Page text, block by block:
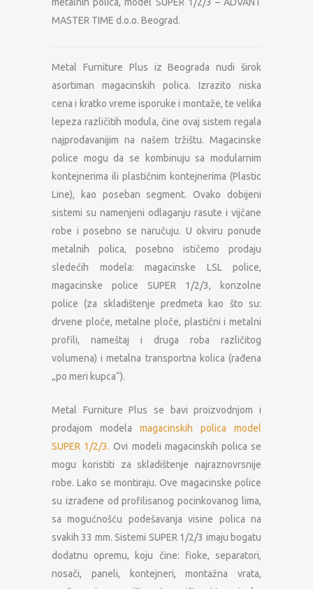
MASTER TIME d.o.o. Beograd.
Metal Furniture Plus iz Beograda nudi širok
asortiman magacinskih polica. Izrazito niska
cena i kratko vreme isporuke i montaže, te velika
lepeza različitih modula, čine ovaj sistem regala
najprodavanijim na našem tržištu. Magacinske
police mogu da se kombinuju sa modularnim
kontejnerima ili plastičnim kontejnerima (Plastic
Line), kao poseban segment. Ovako dobijeni
sistemi su namenjeni odlaganju rasute i vijčane
robe i posebno se naručuju. U okviru ponude
metalnih polica, posebno ističemo prodaju
sledećih modela: magacinske LSL police,
magacinske police SUPER 1/2/3, konzolne
police (za skladištenje predmeta kao što su:
drvene ploče, metalne ploče, plastični i metalni
profili, nameštaj i druga roba različitog
volumena) i metalna transportna kolica (rađena
„po meri kupca“).
Metal Furniture Plus se bavi proizvodnjom i
prodajom modela magacinskih polica model
SUPER 1/2/3. Ovi modeli magacinskih polica se
mogu koristiti za skladištenje najraznovrsnije
robe. Lako se montiraju. Ove magacinske police
su izrađene od profilisanog pocinkovanog lima,
sa mogućnošću podešavanja visine polica na
svakih 33 mm. Sistemi SUPER 1/2/3 imaju bogatu
dodatnu opremu, koju čine: fioke, separatori,
nosači, paneli, kontejneri, montažna vrata,